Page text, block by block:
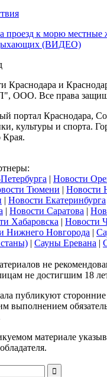
проезд к морю местные
(ВИДЕО)
Краснодара и
ООО. Все права
портал Краснодара,
культуры и спорта.
Края.
| Новости
Тюмени | Новости
| Новости Екатеринбурга
| Новости Саратова |
Хабаровска | Новости
Нижнего Новгорода |
| Сауны Еревана |
не
не достигшим 18
публикуют
выполнением
материале